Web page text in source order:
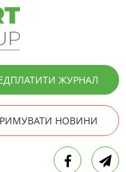
ЖУРНАЛ
НОВИНИ